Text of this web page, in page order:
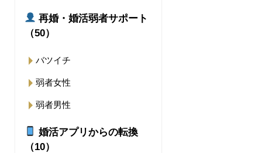
再婚・婚活弱者サポート
（50）
バツイチ
弱者女性
弱者男性
婚活アプリからの転換
（10）